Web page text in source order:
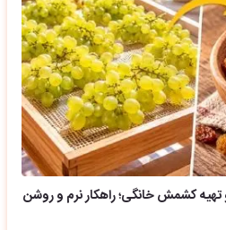
کشمش خانگی؛ راهکار نرم و روشن